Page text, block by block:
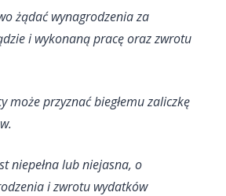
żądać wynagrodzenia za
i wykonaną pracę oraz zwrotu
może przyznać biegłemu zaliczkę
niepełna lub niejasna, o
i zwrotu wydatków